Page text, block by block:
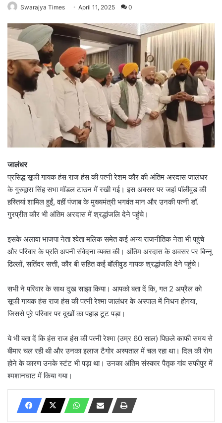
Swarajya Times April 11, 2025 0
जालंधर
प्रसिद्ध सूफी गायक हंस राज हंस की पत्नी रेशम कौर की अंतिम अरदास जालंधर
के गुरुद्वारा सिंह सभा मॉडल टाउन में रखी गई। इस अवसर पर जहां पॉलीवुड की
हस्तियां शामिल हुईं, वहीं पंजाब के मुख्यमंत्री भगवंत मान और उनकी पत्नी डॉ.
गुरप्रीत कौर भी अंतिम अरदास में श्रद्धांजलि देने पहुंचे।
इसके अलावा भाजपा नेता श्वेता मलिक समेत कई अन्य राजनीतिक नेता भी पहुंचे
और परिवार के प्रति अपनी संवेदना व्यक्त की। अंतिम अरदास के अवसर पर बिन्नू
ढिल्लों, सतिंदर सत्ती, कौर बी सहित कई बॉलीवुड गायक श्रद्धांजलि देने पहुंचे।
सभी ने परिवार के साथ दुख साझा किया। आपको बता दें कि, गत 2 अप्रैल को
सूफी गायक हंस राज हंस की पत्नी रेश्मा जालंधर के अस्पाल में निधन होगया,
जिससे पूरे परिवार पर दुखों का पहाड़ टूट पड़ा।
ये भी बता दें कि हंस राज हंस की पत्नी रेश्मा (उम्र 60 साल) पिछले काफी समय से
बीमार चल रही थी और उनका इलाज टैगोर अस्पताल में चल रहा था। दिल की रोग
होने के कारण उनके स्टंट भी पड़ा था। उनका अंतिम संस्कार पैतृक गांव सफीपुर में
श्मशानघाट में किया गया।